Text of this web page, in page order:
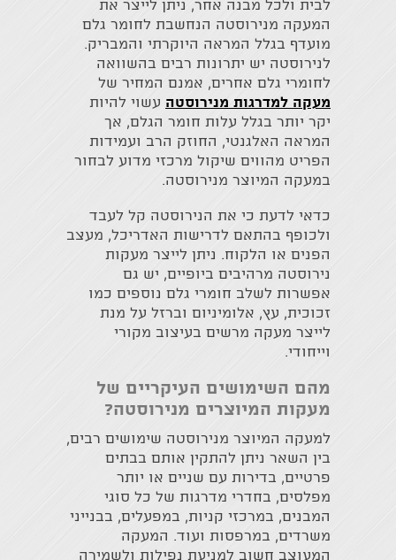
לבית ולכל מבנה אחר, ניתן לייצר את
המעקה מנירוסטה הנחשבת לחומר גלם
מועדף בגלל המראה היוקרתי והמבריק.
לנירוסטה יש יתרונות רבים בהשוואה
לחומרי גלם אחרים, אמנם המחיר של
מעקה למדרגות מנירוסטה עשוי להיות
יקר יותר בגלל עלות חומר הגלם, אך
המראה האלגנטי, החוזק הרב ועמידות
הפריט מהווים שיקול מרכזי מדוע לבחור
במעקה המיוצר מנירוסטה.
כדאי לדעת כי את הנירוסטה קל לעבד
ולכופף בהתאם לדרישות האדריכל, מעצב
הפנים או הלקוח. ניתן לייצר מעקות
נירוסטה מרהיבים ביופיים, יש גם
אפשרות לשלב חומרי גלם נוספים כמו
זכוכית, עץ, אלומיניום וברזל על מנת
לייצר מעקה מרשים בעיצוב מקורי
וייחודי.
מהם השימושים העיקריים של
מעקות המיוצרים מנירוסטה?
למעקה המיוצר מנירוסטה שימושים רבים,
בין השאר ניתן להתקין אותם בבתים
פרטיים, בדירות עם שניים או יותר
מפלסים, בחדרי מדרגות של כל סוגי
המבנים, במרכזי קניות, במפעלים, בבנייני
משרדים, במרפסות ועוד. המעקה
המעוצב חשוב למניעת נפילות ולשמירה